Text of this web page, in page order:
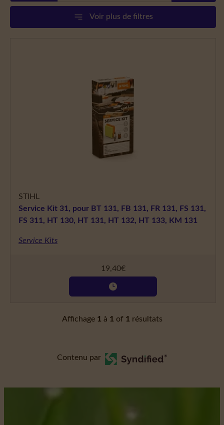
Voir plus de filtres
STIHL
Service Kit 31, pour BT 131, FB 131, FR 131, FS 131,
FS 311, HT 130, HT 131, HT 132, HT 133, KM 131
Service Kits
19,40€
Affichage 1 à 1 of 1 résultats
Contenu par